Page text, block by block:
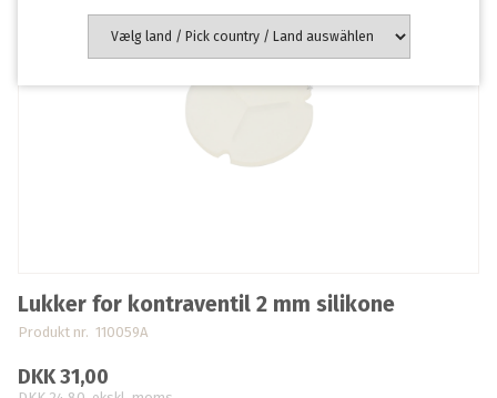
Lukker for kontraventil 2 mm silikone
Produkt nr. 110059A
DKK 31,00